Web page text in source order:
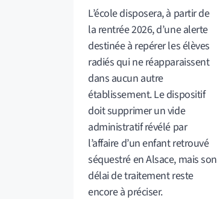
L’école disposera, à partir de
la rentrée 2026, d’une alerte
destinée à repérer les élèves
radiés qui ne réapparaissent
dans aucun autre
établissement. Le dispositif
doit supprimer un vide
administratif révélé par
l’affaire d’un enfant retrouvé
séquestré en Alsace, mais son
délai de traitement reste
encore à préciser.